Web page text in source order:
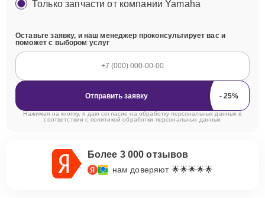
Только запчасти от компании Yamaha
Оставьте заявку, и наш менеджер проконсультирует вас и
поможет с выбором услуг
Отправить заявку
Нажимая на кнопку, я даю согласие на обработку персональных данных в
соответствии с политикой обработки персональных данных
Более 3 000 отзывов
нам доверяют 🌟🌟🌟🌟🌟